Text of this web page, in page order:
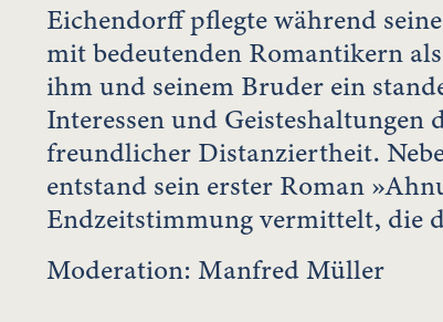
Eichendorff pflegte während
mit bedeutenden Romantikern
ihm und seinem Bruder ein
Interessen und Geisteshaltungen
freundlicher Distanziertheit.
entstand sein erster Roman
Endzeitstimmung vermittelt, die
Moderation: Manfred Müller